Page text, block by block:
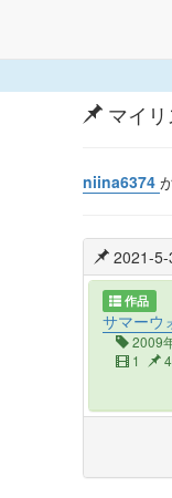
マイ
niina6374
2021-
作品
サマーウ
2009
1